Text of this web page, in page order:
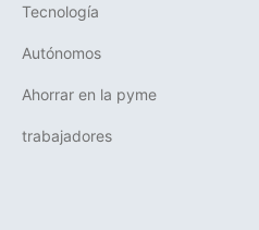
Tecnología
Autónomos
Ahorrar en la pyme
trabajadores